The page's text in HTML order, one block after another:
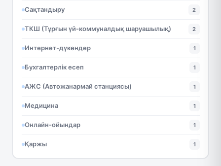
Сақтандыру 2
ТКШ (Тұрғын үй-коммуналдық шаруашылық) 2
Интернет-дүкендер 1
Бухгалтерлік есеп 1
АЖС (Автожанармай станциясы) 1
Медицина 1
Онлайн-ойындар 1
Қаржы 1